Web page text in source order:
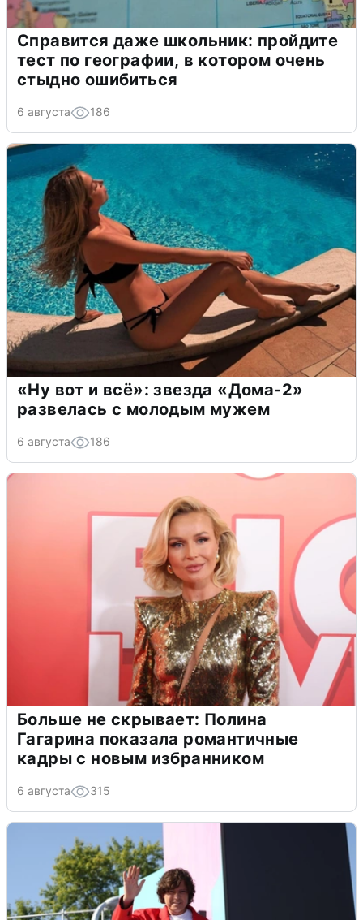
Справится даже школьник: пройдите
тест по географии, в котором очень
стыдно ошибиться
6 августа 186
«Ну вот и всё»: звезда «Дома-2»
развелась с молодым мужем
6 августа 186
Больше не скрывает: Полина
Гагарина показала романтичные
кадры с новым избранником
6 августа 315